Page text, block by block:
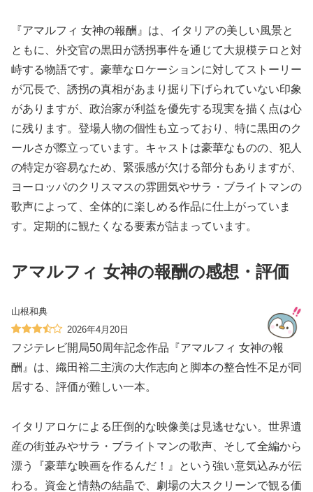
『アマルフィ 女神の報酬』は、イタリアの美しい風景と
ともに、外交官の黒田が誘拐事件を通じて大規模テロと対
峙する物語です。豪華なロケーションに対してストーリー
が冗長で、誘拐の真相があまり掘り下げられていない印象
がありますが、政治家が利益を優先する現実を描く点は心
に残ります。登場人物の個性も立っており、特に黒田のク
ールさが際立っています。キャストは豪華なものの、犯人
の特定が容易なため、緊張感が欠ける部分もありますが、
ヨーロッパのクリスマスの雰囲気やサラ・ブライトマンの
歌声によって、全体的に楽しめる作品に仕上がっていま
す。定期的に観たくなる要素が詰まっています。
アマルフィ 女神の報酬の感想・評価
山根和典
2026年4月20日
フジテレビ開局50周年記念作品『アマルフィ 女神の報
酬』は、織田裕二主演の大作志向と脚本の整合性不足が同
居する、評価が難しい一本。
イタリアロケによる圧倒的な映像美は見逃せない。世界遺
産の街並みやサラ・ブライトマンの歌声、そして全編から
漂う『豪華な映画を作るんだ！』という強い意気込みが伝
わる。資金と情熱の結晶で、劇場の大スクリーンで観る価